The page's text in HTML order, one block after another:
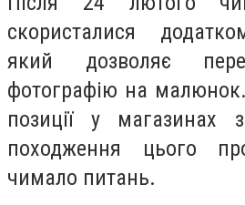
скористалися
який дозволяє
фотографію на
позиції у магазинах
походження цього
чимало питань.